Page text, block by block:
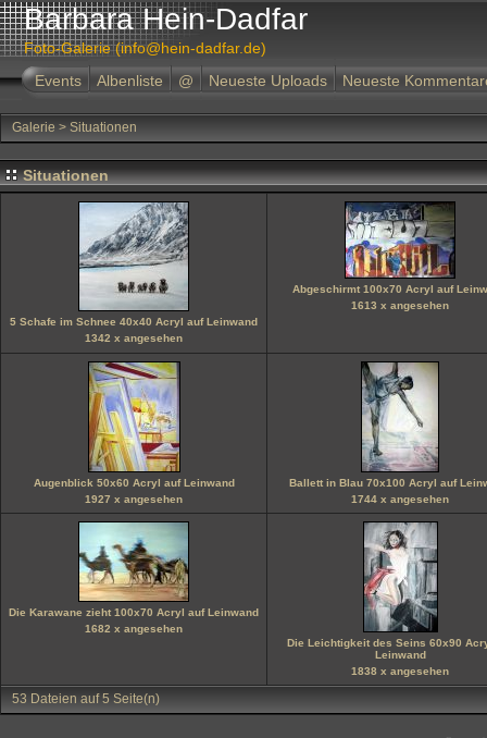
Barbara Hein-Dadfar
Foto-Galerie (info@hein-dadfar.de)
Events
Albenliste @ Neueste Uploads Neueste
Galerie > Situationen
Situationen
5 Schafe im Schnee 40x40 Acryl auf Leinwand
1342 x angesehen
Abgeschirmt 100x70 Acryl auf
1613 x angesehen
Augenblick 50x60 Acryl auf Leinwand
1927 x angesehen
Ballett in Blau 70x100 Acryl auf
1744 x angesehen
Die Karawane zieht 100x70 Acryl auf Leinwand
1682 x angesehen
Die Leichtigkeit des Seins 60x90
Leinwand
1838 x angesehen
53 Dateien auf 5 Seite(n)